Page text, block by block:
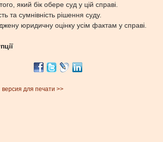
який бік обере суд у цій справі.
та сумнівність рішення суду.
юридичну оцінку усім фактам у справі.
версия для печати >>